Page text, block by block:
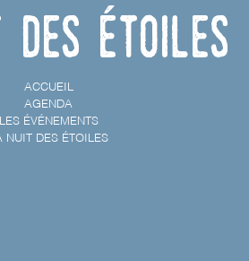
étoiles
ACCUEIL
AGENDA
LES ÉVÉNEMENTS
NUIT DES ÉTOILES